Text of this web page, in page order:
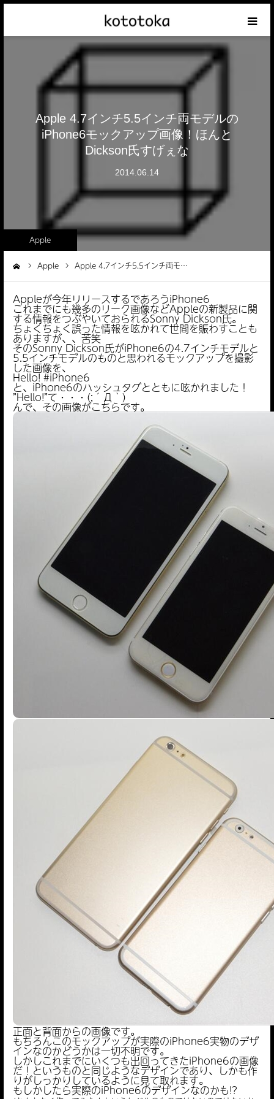
Apple 4.7インチ5.5インチ両モデルの
iPhone6モックアップ画像！ほんと
Dickson氏すげぇな
2014.06.14
Apple
Apple Apple 4.7インチ5.5インチ両モ…
Appleが今年リリースするであろうiPhone6
これまでにも幾多のリーク画像などAppleの新製品に関
する情報をつぶやいておられるSonny Dickson氏。
ちょくちょく誤った情報を呟かれて世間を賑わすことも
ありますが、、苦笑
そのSonny Dickson氏がiPhone6の4.7インチモデルと
5.5インチモデルのものと思われるモックアップを撮影
した画像を、
Hello! #iPhone6
と、iPhone6のハッシュタグとともに呟かれました！
”Hello!”て・・・(;´Д｀)
んで、その画像がこちらです。
正面と背面からの画像です。
もちろんこのモックアップが実際のiPhone6実物のデザ
インなのかどうかは一切不明です。
しかしこれまでにいくつも出回ってきたiPhone6の画像
だ！というものと同じようなデザインであり、しかも作
りがしっかりしているように見て取れます。
もしかしたら実際のiPhone6のデザインなのかも!?
Appleの話
クレジットカードの話
iPhoneの話
テーマリスト